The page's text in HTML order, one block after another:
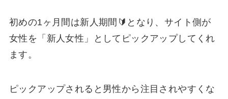
初めの1ヶ月間は新人期間🔰となり、サイト側が
女性を「新人女性」としてピックアップしてくれ
ます。
ピックアップされると男性から注目されやすくな